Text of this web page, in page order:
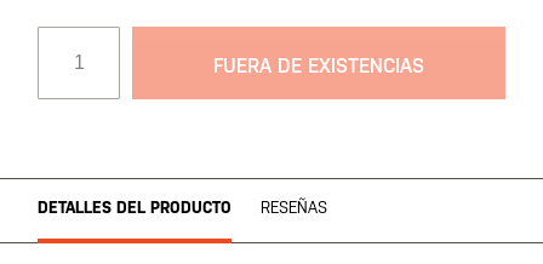
galería
de
FUERA DE EXISTENCIAS
DETALLES DEL PRODUCTO RESEÑAS